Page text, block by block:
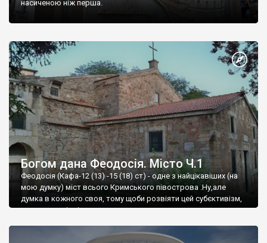
насиченою ніж перша.
Богом дана Феодосія. Місто Ч.1
Феодосія (Кафа-12 (13) -15 (18) ст) - одне з найцікавіших (на
мою думку) міст всього Кримського півострова .Ну,але
думка в кожного своя, тому щоби розвіяти цей субєктивізм,
запрошую відвідати це